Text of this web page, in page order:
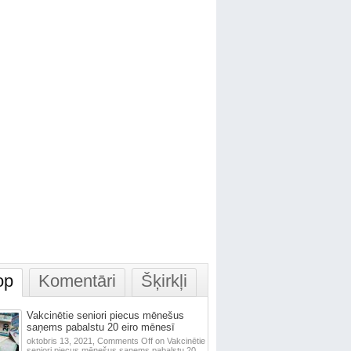
Komentāri Šķirkļi
Vakcinētie seniori piecus mēnešus
saņems pabalstu 20 eiro mēnesī
oktobris 13, 2021, Comments Offon Vakcinētie